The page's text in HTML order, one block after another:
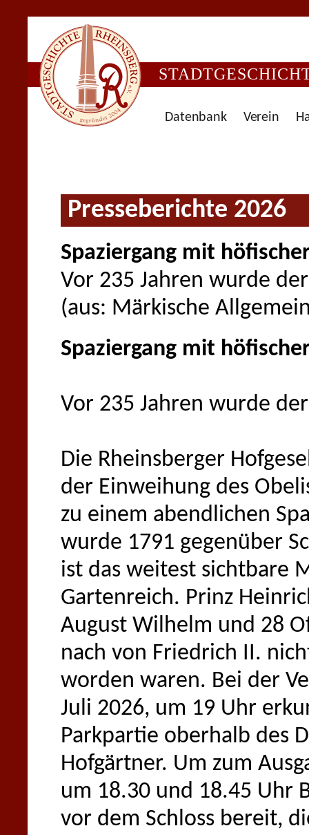
Datenbank Verein
Presseberichte 2026
Spaziergang mit
Vor 235 Jahren wurde
(aus: Märkische
Spaziergang mit
Vor 235 Jahren wurde
Die Rheinsberger
der Einweihung des
zu einem abendlichen
wurde 1791 gegenüber
ist das weitest sichtbare
Gartenreich. Prinz
August Wilhelm und 28
nach von Friedrich II.
worden waren. Bei der
Juli 2026, um 19 Uhr
Parkpartie oberhalb des
Hofgärtner. Um zum
um 18.30 und 18.45 Uhr
vor dem Schloss bereit,